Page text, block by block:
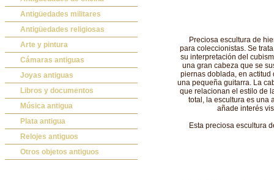
Máquinas de escribir antiguas
Calculadoras antiguas
Teléfonos y Telégrafos antiguos
Antigüedades militares
Espadas antiguas
Medallas y condecoraciones
Cascos militares
Otros artículos militares
Antigüedades religiosas
Antigüedades religiosas
Arte y pintura
Pintura antigua
Pintura contemporánea
Grabados antiguos y mapas
Cámaras antiguas
Cámaras antiguas
Joyas antiguas
Joyas antiguas
Libros y documentos
Libros antiguos
Fotografia antigua
Publicaciones antiguas
Música antigua
Gramófonos antiguos
Cajas de música antiguas
Radios antiguas
Plata antigua
Plata antigua
Relojes antiguos
Relojes sobremesa antiguos
Otros objetos antiguos
Preciosa escultura de
para coleccionistas. Se
su interpretación del
una gran cabeza que se
piernas doblada, en actitud
una pequeña guitarra. La
que relacionan el estilo de
total, la escultura es una
añade interés
Esta preciosa escultura